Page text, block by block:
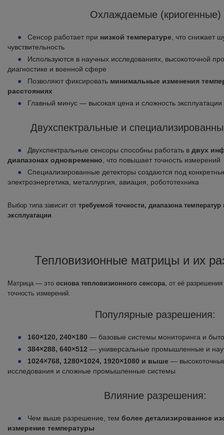
Охлаждаемые (криогенные)
Сенсор работает при низкой температуре , что снижает
чувствительность
Используются в научных исследованиях, высокоточной
диагностике и военной сфере
Позволяют фиксировать минимальные изменения
расстояниях
Главный минус — высокая цена и сложность эксплуатации
Двухспектральные и
Двухспектральные сенсоры способны работать в двух
диапазонах одновременно , что повышает точность измерений
Специализированные детекторы создаются под
электроэнергетика, металлургия, авиация, робототехника
Выбор типа зависит от требуемой точности, диапазона температур
эксплуатации.
Тепловизионные матрицы и их
Матрица — это основа тепловизионного сенсора, от её разрешения
точность измерений.
Популярные разрешения:
160×120, 240×180 — базовые системы мониторинга и
384×288, 640×512 — универсальные промышленные и
1024×768, 1280×1024, 1920×1080 и выше —
исследования и сложные промышленные системы
Влияние разрешения:
Чем выше разрешение, тем более детализированное
измерение температуры